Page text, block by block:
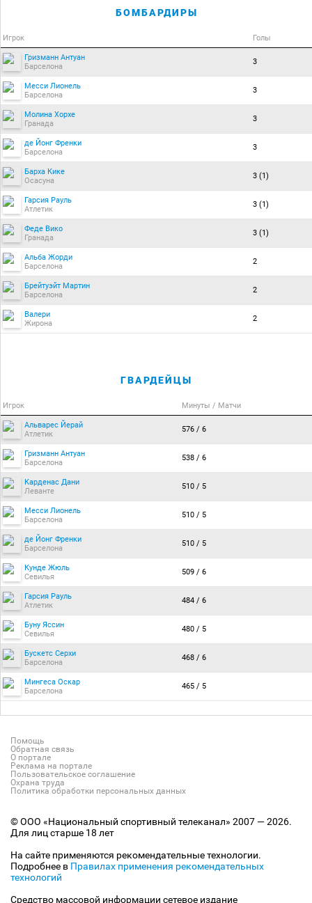
БОМБАРДИРЫ
Игрок Голы
Гризманн Антуан
Барселона
3
Месси Лионель
Барселона
3
Молина Хорхе
Гранада
3
де Йонг Френки
Барселона
3
Барха Кике
Осасуна
3 (1)
Гарсия Рауль
Атлетик
3 (1)
Феде Вико
Гранада
3 (1)
Альба Жорди
Барселона
2
Брейтуэйт Мартин
Барселона
2
Валери
Жирона
2
ГВАРДЕЙЦЫ
Игрок Минуты / Матчи
Альварес Йерай
Атлетик
576 / 6
Гризманн Антуан
Барселона
538 / 6
Карденас Дани
Леванте
510 / 5
Месси Лионель
Барселона
510 / 5
де Йонг Френки
Барселона
510 / 5
Кунде Жюль
Севилья
509 / 6
Гарсия Рауль
Атлетик
484 / 6
Буну Яссин
Севилья
480 / 5
Бускетс Серхи
Барселона
468 / 6
Мингеса Оскар
Барселона
465 / 5
Помощь
Обратная связь
О портале
Реклама на портале
Пользовательское соглашение
Охрана труда
Политика обработки персональных данных
© ООО «Национальный спортивный телеканал» 2007 — 2026.
Для лиц старше 18 лет
На сайте применяются рекомендательные технологии.
Подробнее в Правилах применения рекомендательных
технологий
Средство массовой информации сетевое издание